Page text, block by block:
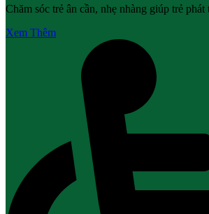
Chăm sóc trẻ ân cần, nhẹ nhàng giúp trẻ
Xem Thêm